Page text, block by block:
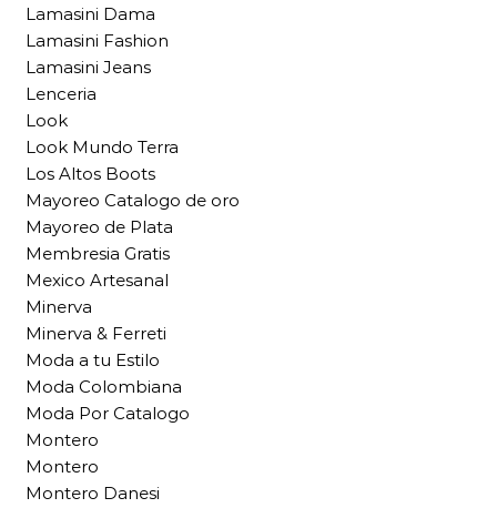
Lamasini Dama
Lamasini Fashion
Lamasini Jeans
Lenceria
Look
Look Mundo Terra
Los Altos Boots
Mayoreo Catalogo de oro
Mayoreo de Plata
Membresia Gratis
Mexico Artesanal
Minerva
Minerva & Ferreti
Moda a tu Estilo
Moda Colombiana
Moda Por Catalogo
Montero
Montero
Montero Danesi